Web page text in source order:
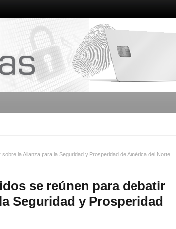
la Alianza para la Seguridad y Prosperidad de América del Norte
se reúnen para debatir
Seguridad y Prosperidad